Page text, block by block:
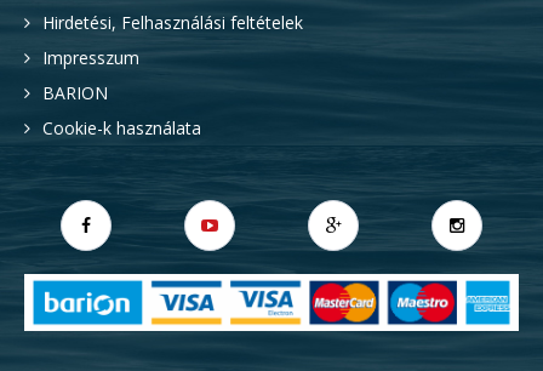
Hirdetési, Felhasználási feltételek
Impresszum
BARION
Cookie-k használata